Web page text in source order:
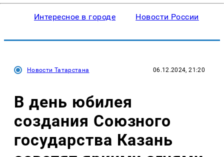
Интересное в городе Новости России
Новости Татарстана 06.12.2024, 21:20
В день юбилея
создания Союзного
государства Казань